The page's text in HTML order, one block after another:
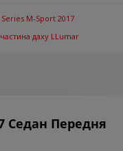
Series M-Sport 2017
даху LLumar
Седан Передня